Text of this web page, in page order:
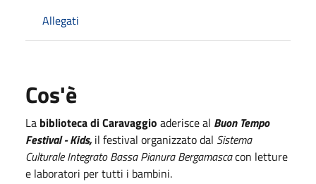
Allegati
Cos'è
La biblioteca di Caravaggio aderisce al Buon Tempo
Festival - Kids,il festival organizzato dal Sistema
Culturale Integrato Bassa Pianura Bergamascacon letture
e laboratori per tutti i bambini.